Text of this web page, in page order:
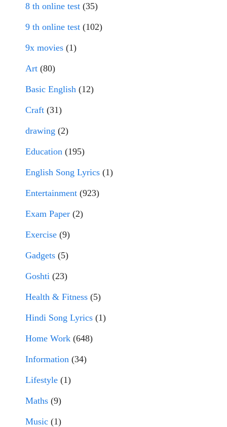
8 th online test (35)
9 th online test (102)
9x movies (1)
Art (80)
Basic English (12)
Craft (31)
drawing (2)
Education (195)
English Song Lyrics (1)
Entertainment (923)
Exam Paper (2)
Exercise (9)
Gadgets (5)
Goshti (23)
Health & Fitness (5)
Hindi Song Lyrics (1)
Home Work (648)
Information (34)
Lifestyle (1)
Maths (9)
Music (1)